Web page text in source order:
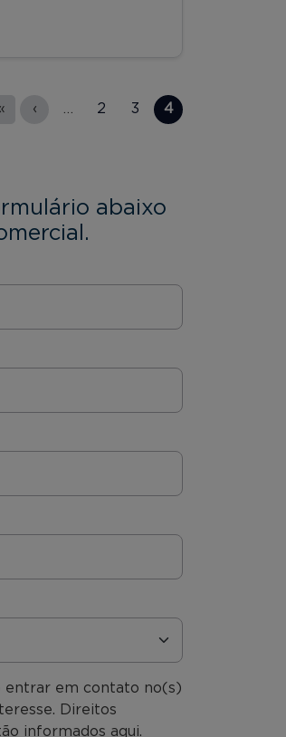
‹ … 2 3 4
abaixo
entrar em contato no(s)
Direitos
informados aqui.